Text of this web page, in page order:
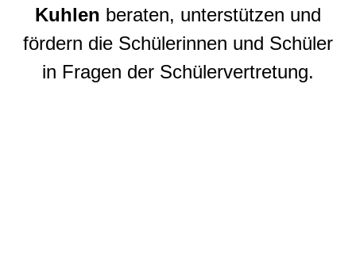
Kuhlen beraten, unterstützen und
fördern die Schülerinnen und Schüler
in Fragen der Schülervertretung.